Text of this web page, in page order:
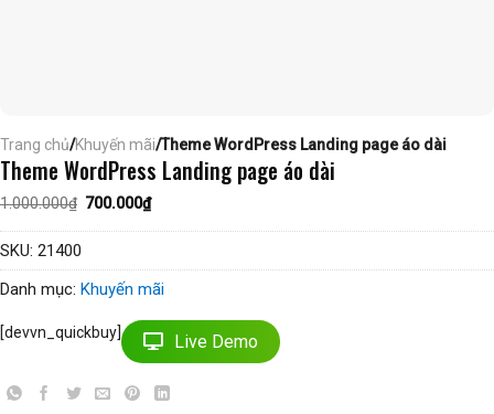
Trang chủ/Khuyến mãi/Theme WordPress Landing page áo dài
Theme WordPress Landing page áo dài
1.000.000₫ Giá
là:
700.000₫Giá
hiện
tại
SKU: 21400
Danh mục: Khuyến mãi
[devvn_quickbuy] Live Demo